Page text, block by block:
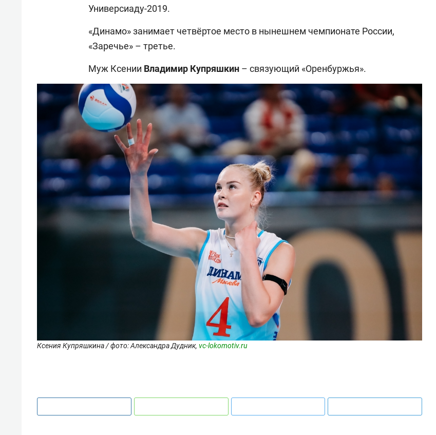
Универсиаду-2019.
«Динамо» занимает четвёртое место в нынешнем чемпионате России,
«Заречье» – третье.
Муж Ксении Владимир Купряшкин – связующий «Оренбуржья».
Ксения Купряшкина / фото: Александра Дудник, vc-lokomotiv.ru